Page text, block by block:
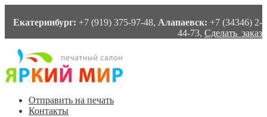
Екатеринбург: +7 (919) 375-97-48, Алапаевск: +7 (34346) 2-
44-73, Сделать заказ
Перейти
навигации
Перейти
содержимому
Отправить на печать
Контакты